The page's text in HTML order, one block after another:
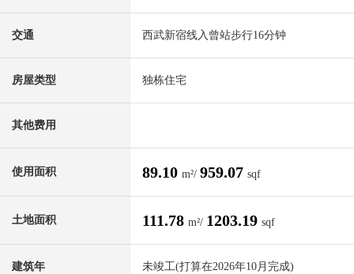
交通 西武新宿线入曾站步行16分钟
房屋类型 独栋住宅
其他费用
使用面积 89.10 m²/ 959.07 sqf
土地面积 111.78 m²/ 1203.19 sqf
建筑年 未竣工(打算在2026年10月完成)